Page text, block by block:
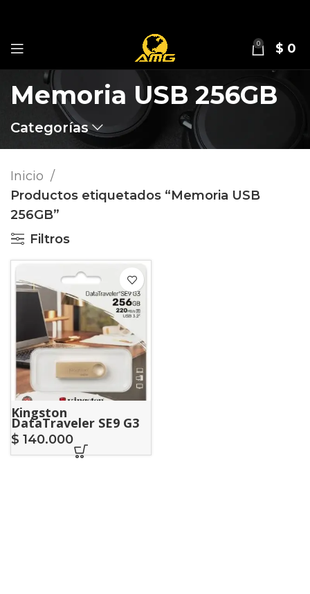
0 $ 0
Memoria USB 256GB
Categorías
Inicio
Productos etiquetados “Memoria USB
256GB”
Filtros
Kingston
DataTraveler SE9 G3
256GB USB 3.2
$ 140.000